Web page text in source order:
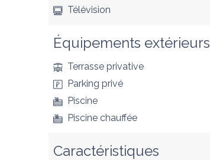
Télévision
Équipements extérieurs
Terrasse privative
Parking privé
Piscine
Piscine chauffée
Caractéristiques